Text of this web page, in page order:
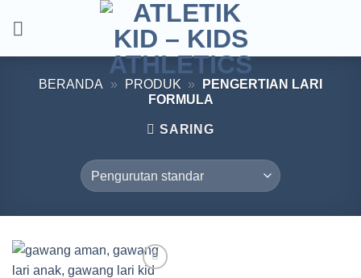
BERANDA » PRODUK »
PENGERTIAN LARI
FORMULA
SARING